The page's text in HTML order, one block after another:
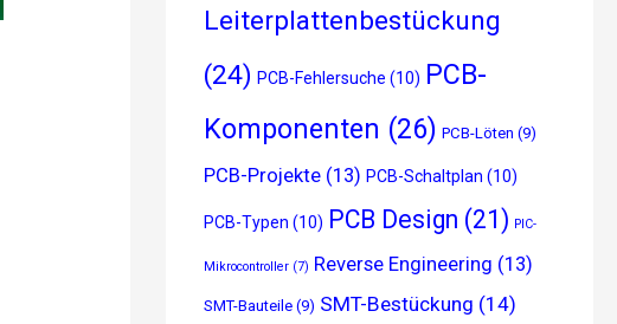
Leiterplattenbestückung
(24) PCB-Fehlersuche (10) PCB-
Komponenten (26) PCB-Löten (9)
PCB-Projekte(13) PCB-Schaltplan (10)
PCB-Typen (10) PCB Design (21) PIC-
Mikrocontroller(7) Reverse Engineering (13)
SMT-Bauteile(9) SMT-Bestückung (14)